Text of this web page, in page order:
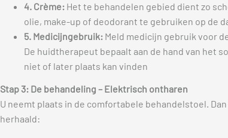
4. Crème:Het te behandelen gebied dient zo
olie, make-up of deodorant te gebruiken op de
5. Medicijngebruik:Meld medicijn gebruik voor
De huidtherapeut bepaalt aan de hand van het
niet of later plaats kan vinden
Stap 3: De behandeling – Elektrisch ontharen
U neemt plaats in de comfortabele behandelstoel.
herhaald: